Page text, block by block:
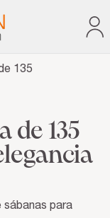
135
de 135
sábanas para